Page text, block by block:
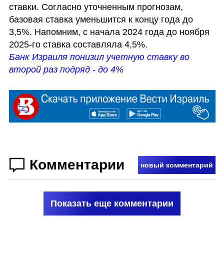
ставки. Согласно уточненным прогнозам,
базовая ставка уменьшится к концу года до
3,5%. Напомним, с начала 2024 года до ноября
Банк Израиля понизил учетную ставку во
второй раз подряд - до 4%
Комментарии новый комментарий
Показать еще комментарии